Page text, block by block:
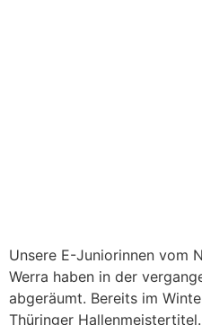
Unsere E-Juniorinnen vom
Werra haben in der
abgeräumt. Bereits im
Thüringer